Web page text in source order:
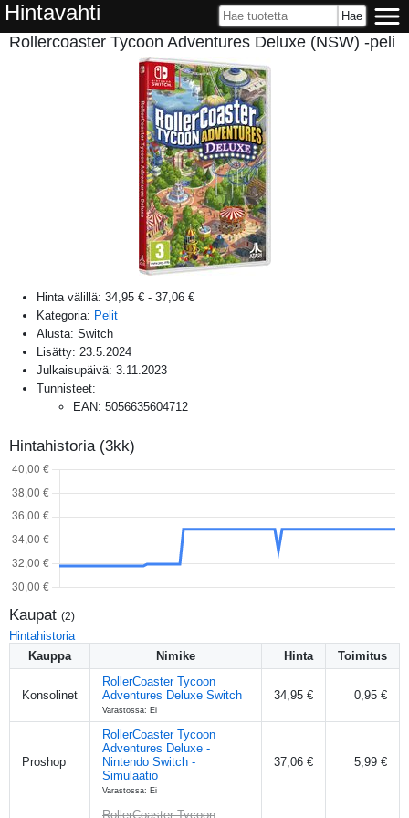
Hintavahti
Rollercoaster Tycoon Adventures Deluxe (NSW) -peli
Hinta välillä: 34,95 € - 37,06 €
Kategoria: Pelit
Alusta: Switch
Lisätty: 23.5.2024
Julkaisupäivä: 3.11.2023
Tunnisteet:
EAN: 5056635604712
Hintahistoria (3kk)
Kaupat (2)
Hintahistoria
Kauppa
Nimike Hinta Toimitus
Konsolinet
RollerCoaster Tycoon
Adventures Deluxe Switch
Varastossa: Ei
34,95 € 0,95 €
Proshop
RollerCoaster Tycoon
Adventures Deluxe -
Nintendo Switch -
Simulaatio
Varastossa: Ei
37,06 € 5,99 €
RollerCoaster Tycoon